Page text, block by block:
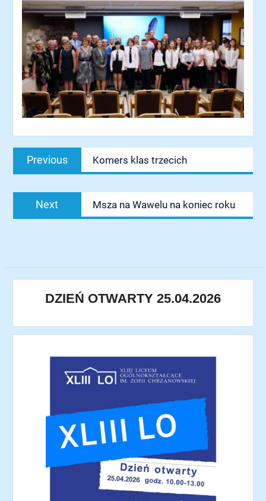
Nawigacja
wpisu
Previous
post:
Komers klas trzecich
Next
post:
Msza na Wawelu na koniec roku
DZIEŃ OTWARTY 25.04.2026